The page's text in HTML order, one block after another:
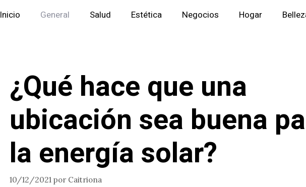
Inicio General Salud Estética Negocios Hogar
¿Qué hace que una
ubicación sea buena
la energía solar?
10/12/2021 por Caitriona